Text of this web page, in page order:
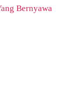
Bernyawa